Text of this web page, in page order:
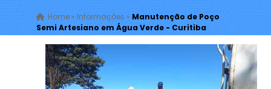
Home» Informações » Manutenção de Poço
Semi Artesiano em Água Verde - Curitiba